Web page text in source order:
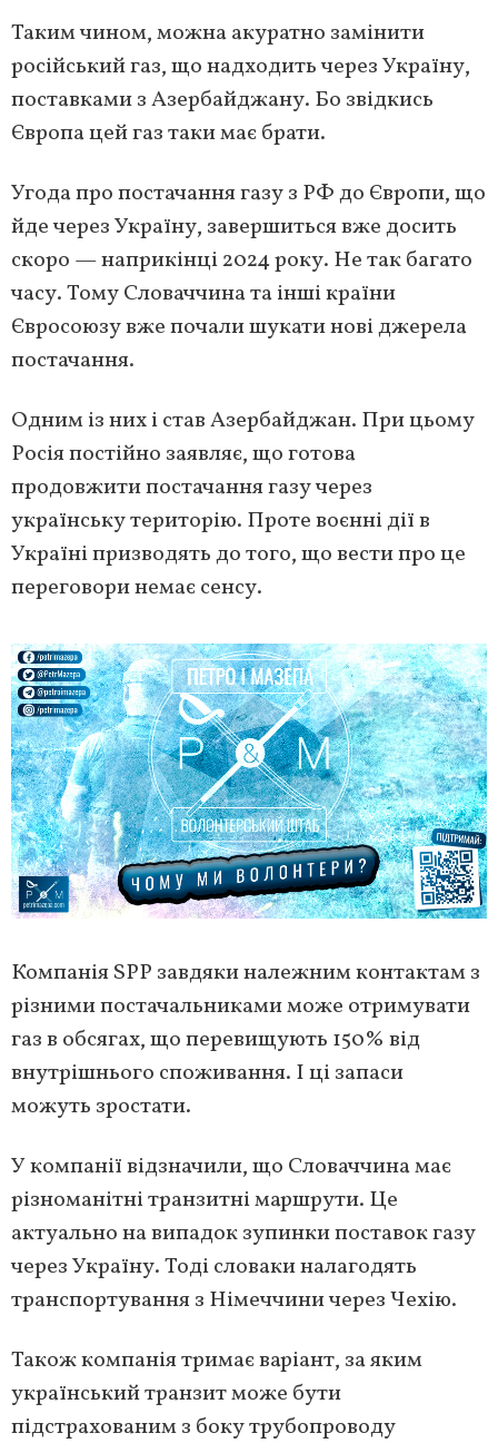
Таким чином, можна акуратно замінити
російський газ, що надходить через Україну,
поставками з Азербайджану. Бо звідкись
Європа цей газ таки має брати.
Угода про постачання газу з РФ до Європи, що
йде через Україну, завершиться вже досить
скоро — наприкінці 2024 року. Не так багато
часу. Тому Словаччина та інші країни
Євросоюзу вже почали шукати нові джерела
постачання.
Одним із них і став Азербайджан. При цьому
Росія постійно заявляє, що готова
продовжити постачання газу через
українську територію. Проте воєнні дії в
Україні призводять до того, що вести про це
переговори немає сенсу.
Компанія SPP завдяки належним контактам з
різними постачальниками може отримувати
газ в обсягах, що перевищують 150% від
внутрішнього споживання. І ці запаси
можуть зростати.
У компанії відзначили, що Словаччина має
різноманітні транзитні маршрути. Це
актуально на випадок зупинки поставок газу
через Україну. Тоді словаки налагодять
транспортування з Німеччини через Чехію.
Також компанія тримає варіант, за яким
український транзит може бути
підстрахованим з боку трубопроводу